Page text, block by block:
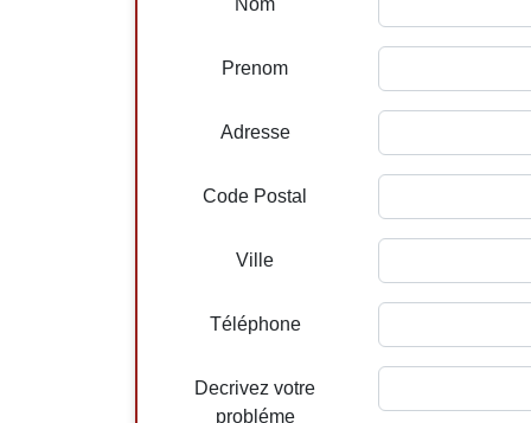
Nom
Prenom
Adresse
Code Postal
Ville
Téléphone
Decrivez votre
probléme